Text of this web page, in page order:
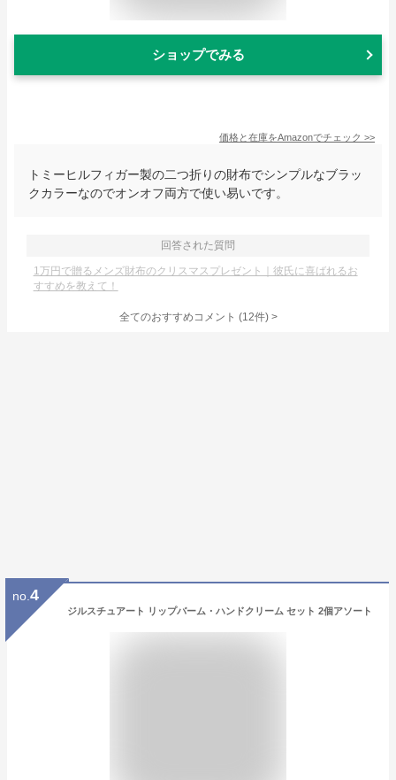
ショップでみる
価格と在庫をAmazonでチェック >>
トミーヒルフィガー製の二つ折りの財布でシンプルなブラッ
クカラーなのでオンオフ両方で使い易いです。
回答された質問
1万円で贈るメンズ財布のクリスマスプレゼント｜彼氏に喜ばれるお
すすめを教えて！
全てのおすすめコメント (12件) >
no. 4
ジルスチュアート リップバーム・ハンドクリーム セット 2個アソート